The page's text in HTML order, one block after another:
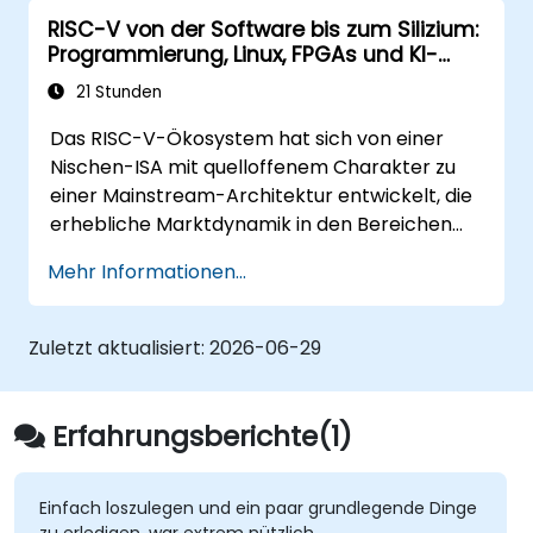
Gyroskope und GPS-Tracker hinzufügen,
um die Funktionalität von Arduino zu
erweitern.
Programmiersprachen verstehen, von C
bis hin zu Drag-and-Drop-Sprachen.
Den Arduino testen, debuggen und
bereitstellen, um reale Probleme zu lösen.
RISC-V von der Software bis zum Silizium:
Programmierung, Linux, FPGAs und KI-
Anwendungen
21 Stunden
Das RISC-V-Ökosystem hat sich von einer
Nischen-ISA mit quelloffenem Charakter zu
einer Mainstream-Architektur entwickelt, die
erhebliche Marktdynamik in den Bereichen
Beschleunigung und Server-Prozessoren
aufweist. Branchenberichte weisen auf einen
kritischen Fachkräftemangel hin: Weltweit
Chipdesigner, während geschätzt mehr als
15.000 offene Stellen in der Halbleiterindustrie
bestehen. Aktuelle Einstellungstrends zeigen,
dass Arbeitgeber Kenntnisse in der RISC-V-
Architektur priorisieren, kombiniert mit SoC-
Mehr Informationen...
Zuletzt aktualisiert: 2026-06-29
Erfahrungsberichte(1)
Einfach loszulegen und ein paar grundlegende Dinge